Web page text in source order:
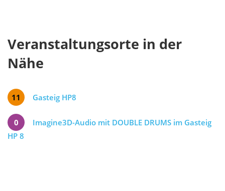
Veranstaltungsorte in der
Nähe
11 Gasteig HP8
0
Imagine3D-Audio mit DOUBLE DRUMS im Gasteig
HP 8